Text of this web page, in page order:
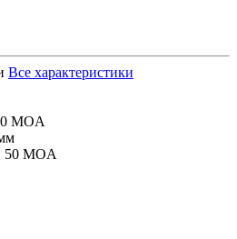
Все характеристики
MOA
50 MOA